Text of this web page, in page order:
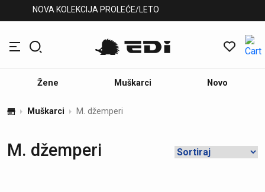
NOVA KOLEKCIJA PROLEĆE/LETO
Žene Muškarci Novo
Muškarci M. džemperi
M. džemperi